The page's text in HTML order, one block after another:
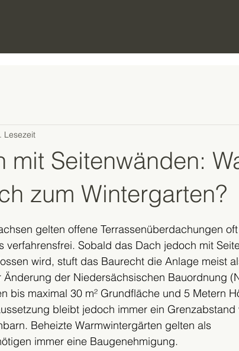
mit Seitenwänden:
zum Wintergarten?
Lesezeit
gelten offene Terrassenüberdachungen
verfahrensfrei. Sobald das Dach jedoch mit
wird, stuft das Baurecht die Anlage meist
Änderung der Niedersächsischen Bauordnung
bis maximal 30 m² Grundfläche und 5 Metern
bleibt jedoch immer ein Grenzabstand
Beheizte Warmwintergärten gelten als
immer eine Baugenehmigung.